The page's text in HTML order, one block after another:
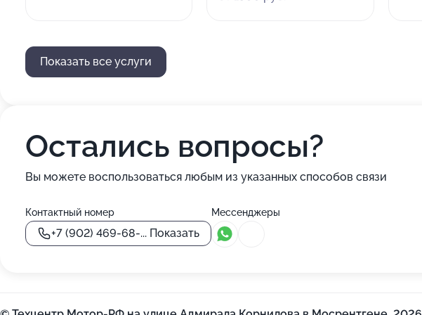
Показать все услуги
Остались вопросы?
Вы можете воспользоваться любым из указанных способов связи
Контактный номер
+7 (902) 469-68-... Показать
Мессенджеры